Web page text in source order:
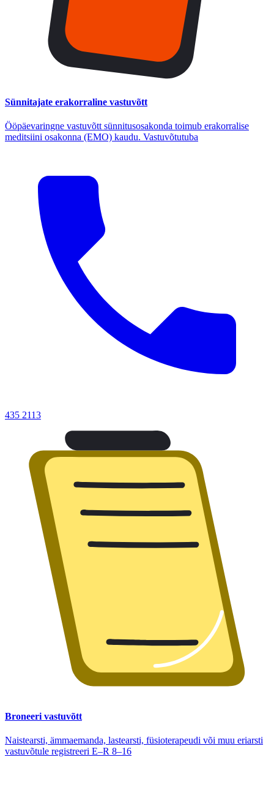
Sünnitajate erakorraline vastuvõtt
Ööpäevaringne vastuvõtt sünnitusosakonda toimub erakorralise
meditsiini osakonna (EMO) kaudu. Vastuvõtutuba
435 2113
Broneeri vastuvõtt
Naistearsti, ämmaemanda, lastearsti, füsioterapeudi või muu eriarsti
vastuvõtule registreeri E–R 8–16